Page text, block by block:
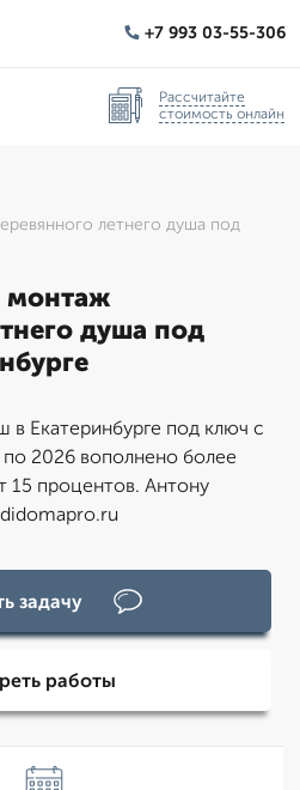
+7 993 03-55-306
Рассчитайте
стоимость онлайн
летнего душа под
монтаж
душа под
в Екатеринбурге под ключ с
2026 вополнено более
15 процентов. Антону
задачу
работы